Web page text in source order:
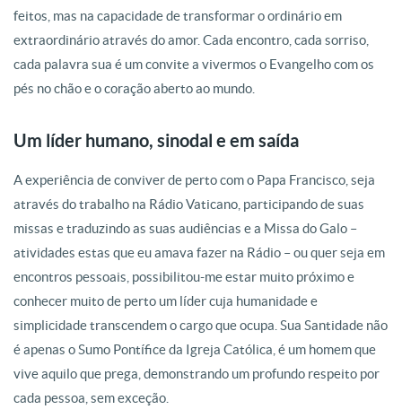
feitos, mas na capacidade de transformar o ordinário em
extraordinário através do amor. Cada encontro, cada sorriso,
cada palavra sua é um convite a vivermos o Evangelho com os
pés no chão e o coração aberto ao mundo.
Um líder humano, sinodal e em saída
A experiência de conviver de perto com o Papa Francisco, seja
através do trabalho na Rádio Vaticano, participando de suas
missas e traduzindo as suas audiências e a Missa do Galo –
atividades estas que eu amava fazer na Rádio – ou quer seja em
encontros pessoais, possibilitou-me estar muito próximo e
conhecer muito de perto um líder cuja humanidade e
simplicidade transcendem o cargo que ocupa. Sua Santidade não
é apenas o Sumo Pontífice da Igreja Católica, é um homem que
vive aquilo que prega, demonstrando um profundo respeito por
cada pessoa, sem exceção.